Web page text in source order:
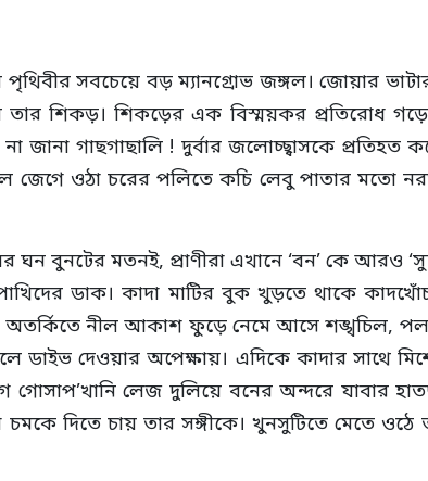
সবচেয়ে বড় ম্যানগ্রোভ জঙ্গল। জোয়ার
শিকড়। শিকড়ের এক বিস্ময়কর প্রতিরোধ
গাছগাছালি ! দুর্বার জলোচ্ছ্বাসকে
ওঠা চরের পলিতে কচি লেবু পাতার মতো
ঘন বুনটের মতনই, প্রাণীরা এখানে ‘বন’ কে আরও
ডাক। কাদা মাটির বুক খুড়তে থাকে
নীল আকাশ ফুড়ে নেমে আসে শঙ্খচিল,
ডাইভ দেওয়ার অপেক্ষায়। এদিকে কাদার সাথে
লেজ দুলিয়ে বনের অন্দরে যাবার
দিতে চায় তার সঙ্গীকে। খুনসুটিতে মেতে ওঠে